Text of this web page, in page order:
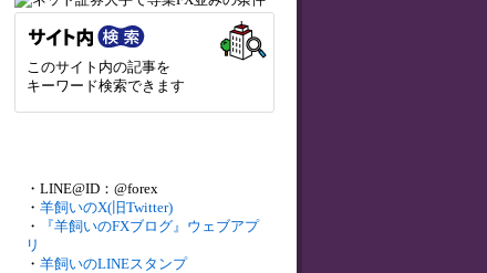
このサイト内の記事を
キーワード検索できます
・LINE@ID：@forex
・ 羊飼いのX(旧Twitter)
・
『羊飼いのFXブログ』ウェブアプ
リ
・ 羊飼いのLINEスタンプ